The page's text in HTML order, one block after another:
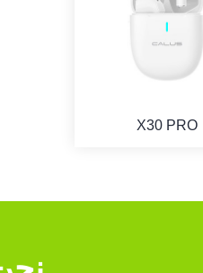
X30 PRO